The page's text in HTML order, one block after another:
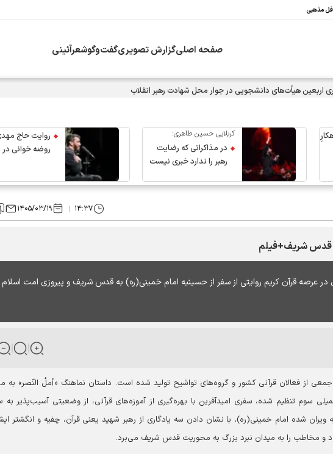
مذهبی
صفحه اصلیگزارش تصویریگفت‌وگوشعرآئینی
اربعین هیأت‌های دانشجویی در جوار محل شهادت رهبر انقلاب
با ۴راهکارِ
کربلایی حسین طاهری:
در مذاکراتی که رضایت
رهبر را ندارد خبری نیست
روایت حاج
روضه خوانی
۱۴:۳۷ ۱۴۰۵/۰۳/۱۹
قدس شریف+فیلم
در عرصه قرآن کریم روایتی از سفر از حسینیه امام خمینی(ره) به قدس شریف و پیروزی امت اسلام
از فعالان قرآنی کشور و گروه‌های تواشیح تولید شده است. داستان نماهنگ «أملُ النّصر» به
سوم تنظیم شده، سفری امیدآفرین با بهره‌گیری از آموزه‌های قرآنی، از وضعیتی آسیب‌پذیر به
ویران شده امام خمینی(ره)، با نشان دادن سه یادگاری از رهبر شهید یعنی قرآن، چفیه و انگشتر
و مخاطب را به میدان نبرد بزرگ به محوریت قدس شریف می‌برد.